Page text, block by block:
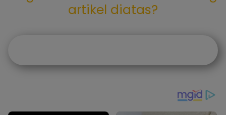
artikel diatas?